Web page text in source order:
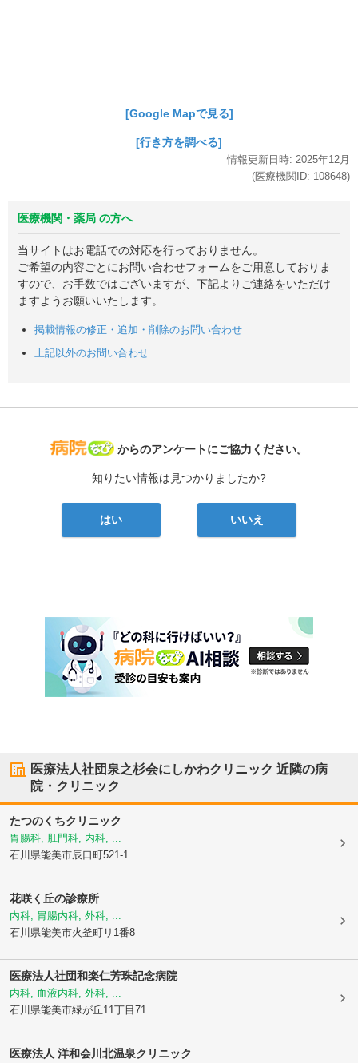
[Google Mapで見る]
[行き方を調べる]
情報更新日時: 2025年12月
(医療機関ID: 108648)
医療機関・薬局 の方へ
当サイトはお電話での対応を行っておりません。
ご希望の内容ごとにお問い合わせフォームをご用意しておりま
すので、お手数ではございますが、下記よりご連絡をいただけ
ますようお願いいたします。
掲載情報の修正・追加・削除のお問い合わせ
上記以外のお問い合わせ
病院なび
からのアンケートにご協力ください。
知りたい情報は見つかりましたか?
はい いいえ
医療法人社団泉之杉会にしかわクリニック 近隣の病
院・クリニック
たつのくちクリニック
胃腸科, 肛門科, 内科, ...
石川県能美市辰口町521-1
花咲く丘の診療所
内科, 胃腸内科, 外科, ...
石川県能美市火釜町リ1番8
医療法人社団和楽仁芳珠記念病院
内科, 血液内科, 外科, ...
石川県能美市緑が丘11丁目71
医療法人 洋和会川北温泉クリニック